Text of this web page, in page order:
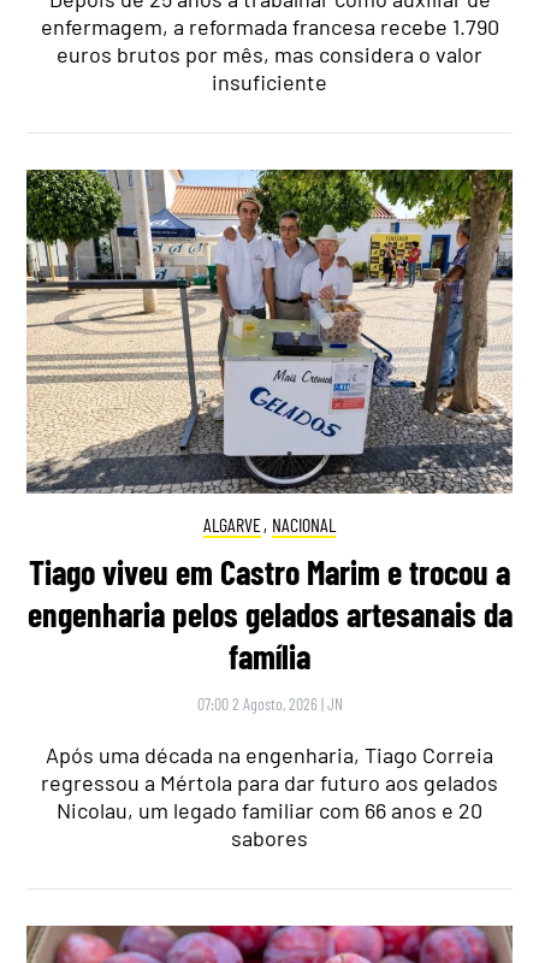
enfermagem, a reformada francesa recebe 1.790
euros brutos por mês, mas considera o valor
insuficiente
ALGARVE, NACIONAL
Tiago viveu em Castro Marim e trocou a
engenharia pelos gelados artesanais da
família
07:00 2 Agosto, 2026 |JN
Após uma década na engenharia, Tiago Correia
regressou a Mértola para dar futuro aos gelados
Nicolau, um legado familiar com 66 anos e 20
sabores